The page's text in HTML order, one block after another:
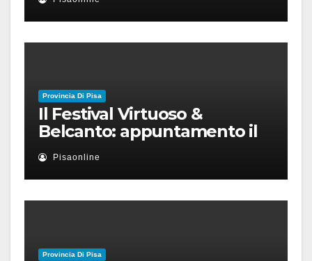
Provincia Di Pisa
Il Festival Virtuoso &
Belcanto: appuntamento il
28 luglio a Palazzo Blu con
Ruben Micieli
Pisaonline
Provincia Di Pisa